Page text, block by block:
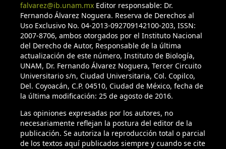
falvarez@ib.unam.mxEditor responsable: Dr.
Fernando Álvarez Noguera. Reserva de Derechos al
Uso Exclusivo No. 04-2013-092709142100-203, ISSN:
2007-8706, ambos otorgados por el Instituto Nacional
del Derecho de Autor, Responsable de la última
actualización de este número, Instituto de Biología,
UNAM, Dr. Fernando Álvarez Noguera, Tercer Circuito
Universitario s/n, Ciudad Universitaria, Col. Copilco,
Del. Coyoacán, C.P. 04510, Ciudad de México, fecha de
la última modificación: 25 de agosto de 2016.
Las opiniones expresadas por los autores, no
necesariamente reflejan la postura del editor de la
publicación. Se autoriza la reproducción total o parcial
de los textos aquí publicados siempre y cuando se cite